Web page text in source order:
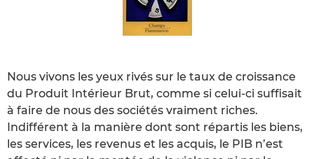
Nous vivons les yeux rivés sur le taux de croissance
du Produit Intérieur Brut, comme si celui-ci suffisait
à faire de nous des sociétés vraiment riches.
Indifférent à la manière dont sont répartis les biens,
les services, les revenus et les acquis, le PIB n’est